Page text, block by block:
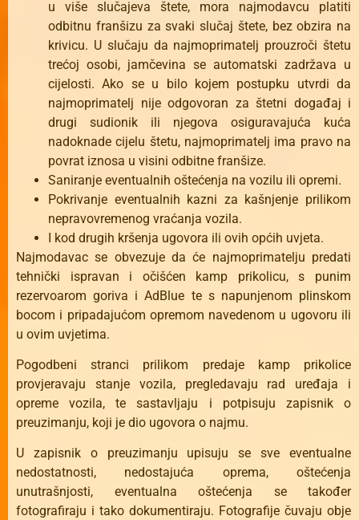
u više slučajeva štete, mora najmodavcu platiti
odbitnu franšizu za svaki slučaj štete, bez obzira na
krivicu. U slučaju da najmoprimatelj prouzroči štetu
trećoj osobi, jamčevina se automatski zadržava u
cijelosti. Ako se u bilo kojem postupku utvrdi da
najmoprimatelj nije odgovoran za štetni događaj i
drugi sudionik ili njegova osiguravajuća kuća
nadoknade cijelu štetu, najmoprimatelj ima pravo na
povrat iznosa u visini odbitne franšize.
Saniranje eventualnih oštećenja na vozilu ili opremi.
Pokrivanje eventualnih kazni za kašnjenje prilikom
nepravovremenog vraćanja vozila.
I kod drugih kršenja ugovora ili ovih općih uvjeta.
Najmodavac se obvezuje da će najmoprimatelju predati
tehnički ispravan i očišćen kamp prikolicu, s punim
rezervoarom goriva i AdBlue te s napunjenom plinskom
bocom i pripadajućom opremom navedenom u ugovoru ili
u ovim uvjetima.
Pogodbeni stranci prilikom predaje kamp prikolice
provjeravaju stanje vozila, pregledavaju rad uređaja i
opreme vozila, te sastavljaju i potpisuju zapisnik o
preuzimanju, koji je dio ugovora o najmu.
U zapisnik o preuzimanju upisuju se sve eventualne
nedostatnosti, nedostajuća oprema, oštećenja
unutrašnjosti, eventualna oštećenja se također
fotografiraju i tako dokumentiraju. Fotografije čuvaju obje